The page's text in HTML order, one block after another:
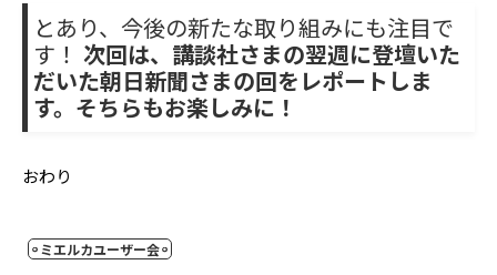
とあり、今後の新たな取り組みにも注目で
す！ 次回は、講談社さまの翌週に登壇いた
だいた朝日新聞さまの回をレポートしま
す。そちらもお楽しみに！
おわり
ミエルカユーザー会